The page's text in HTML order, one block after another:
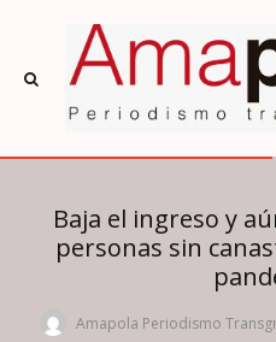
Baja el ingreso y
personas sin
Amapola Periodismo